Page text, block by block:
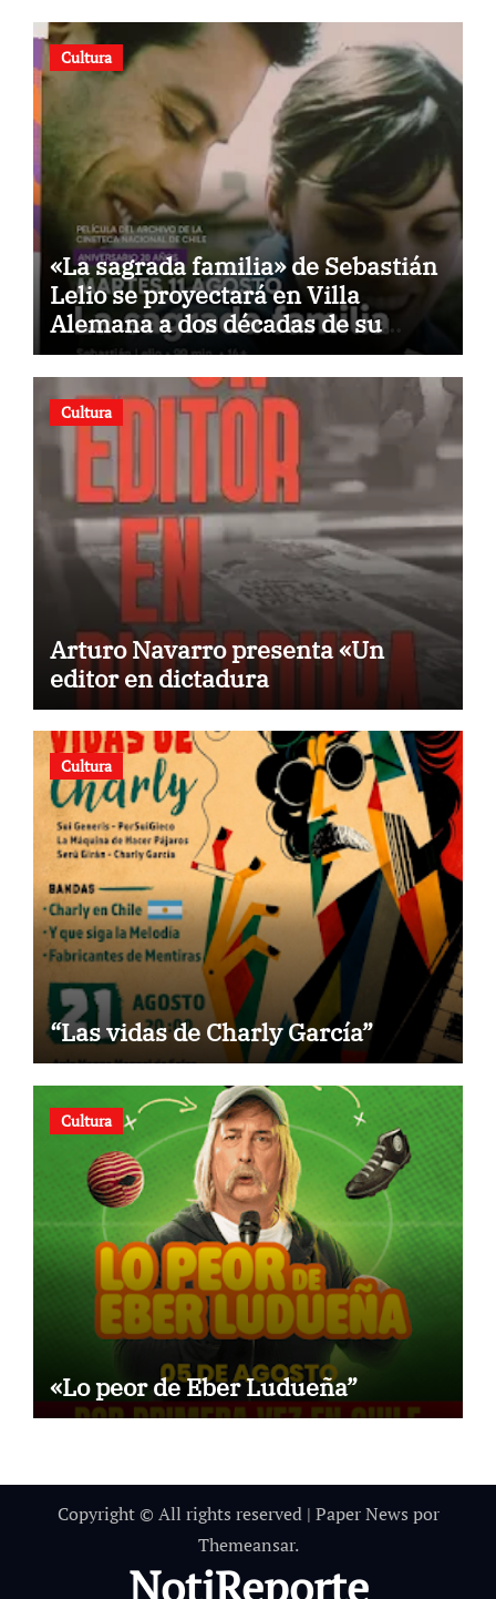
Cultura
«La sagrada familia» de Sebastián
Lelio se proyectará en Villa
Alemana a dos décadas de su
estreno
Cultura
Arturo Navarro presenta «Un
editor en dictadura
Cultura
“Las vidas de Charly García”
Cultura
«Lo peor de Eber Ludueña”
Copyright © All rights reserved | Paper News por
Themeansar.
NotiReporte